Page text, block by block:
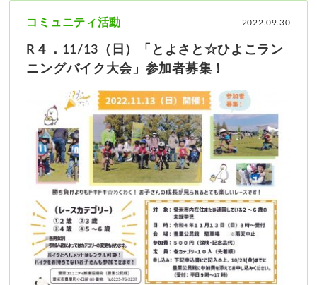
2022.09.30
コミュニティ活動
R４．11/13（日）「とよさと☆ひよこラン
ニングバイク大会」参加者募集！